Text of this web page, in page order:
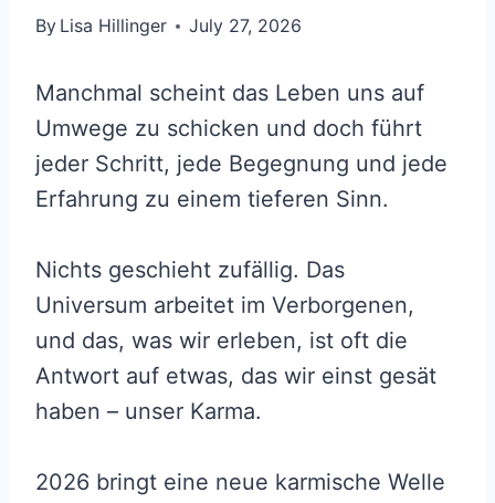
By Lisa Hillinger July 27, 2026
Manchmal scheint das Leben uns auf
Umwege zu schicken und doch führt
jeder Schritt, jede Begegnung und jede
Erfahrung zu einem tieferen Sinn.
Nichts geschieht zufällig. Das
Universum arbeitet im Verborgenen,
und das, was wir erleben, ist oft die
Antwort auf etwas, das wir einst gesät
haben – unser Karma.
2026 bringt eine neue karmische Welle